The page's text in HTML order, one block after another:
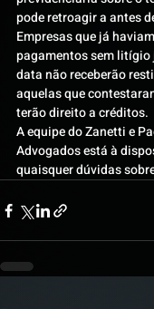
pode retroagir a antes
Empresas que já
pagamentos sem
data não receberão
aquelas que
terão direito a créditos.
A equipe do Zanetti e
Advogados está à
quaisquer dúvidas